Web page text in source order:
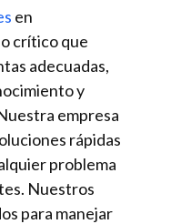
en
crítico que
adecuadas,
y
empresa
rápidas
problema
Nuestros
para manejar